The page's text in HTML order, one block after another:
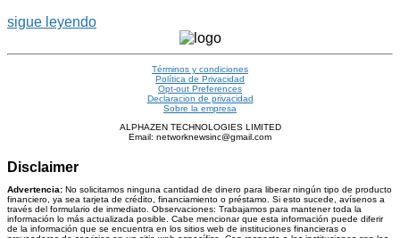
sigue leyendo
Términos y condiciones
Política de Privacidad
Opt-out Preferences
Declaracion de privacidad
Sobre la empresa
ALPHAZEN TECHNOLOGIES LIMITED
Email: networknewsinc@gmail.com
Disclaimer
Advertencia: No solicitamos ninguna cantidad de dinero para liberar ningún tipo de producto
financiero, ya sea tarjeta de crédito, financiamiento o préstamo. Si esto sucede, avísenos a
través del formulario de inmediato. Observaciones: Trabajamos para mantener toda la
información lo más actualizada posible. Cabe mencionar que esta información puede diferir
de la información que se encuentra en los sitios web de instituciones financieras o